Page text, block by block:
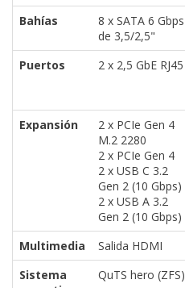
Bahías
8 x SATA 6 Gbps
de 3,5/2,5"
Puertos
2 x 2,5 GbE RJ45
Expansión
2 x PCIe Gen 4
M.2 2280
2 x PCIe Gen 4
2 x USB C 3.2
Gen 2 (10 Gbps)
2 x USB A 3.2
Gen 2 (10 Gbps)
Multimedia Salida HDMI
Sistema
QuTS hero (ZFS)